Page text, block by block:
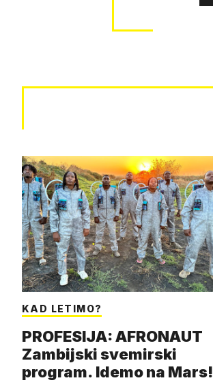
KAD LETIMO?
PROFESIJA: AFRONAUT
Zambijski svemirski
program. Idemo na Mars!